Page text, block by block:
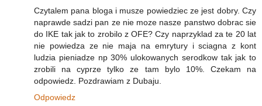
Czytalem pana bloga i musze powiedziec ze jest dobry. Czy
naprawde sadzi pan ze nie moze nasze panstwo dobrac sie
do IKE tak jak to zrobilo z OFE? Czy naprzyklad za te 20 lat
nie powiedza ze nie maja na emrytury i sciagna z kont
ludzia pieniadze np 30% ulokowanych serodkow tak jak to
zrobili na cyprze tylko ze tam bylo 10%. Czekam na
odpowiedz. Pozdrawiam z Dubaju.
Odpowiedz